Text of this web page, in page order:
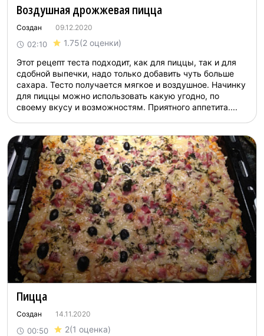
Воздушная дрожжевая пицца
Создан 09.12.2020
02:10 1.75(2 оценки)
Этот рецепт теста подходит, как для пиццы, так и для
сдобной выпечки, надо только добавить чуть больше
сахара. Тесто получается мягкое и воздушное. Начинку
для пиццы можно использовать какую угодно, по
своему вкусу и возможностям. Приятного аппетита....
Пицца
Создан 14.11.2020
00:50 2(1 оценка)